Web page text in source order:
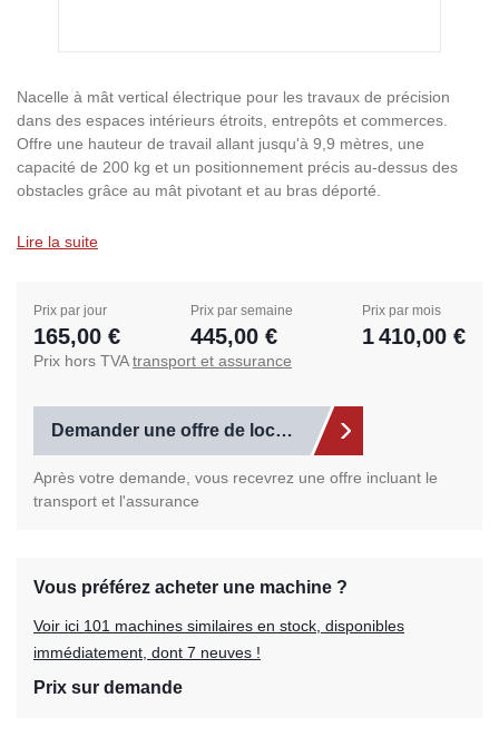
Nacelle à mât vertical électrique pour les travaux de précision
dans des espaces intérieurs étroits, entrepôts et commerces.
Offre une hauteur de travail allant jusqu'à 9,9 mètres, une
capacité de 200 kg et un positionnement précis au-dessus des
obstacles grâce au mât pivotant et au bras déporté.
Lire la suite
Prix par jour
165,00 €
Prix par semaine
445,00 €
Prix par mois
1 410,00 €
Prix hors TVAtransport et assurance
Demander une offre de location
Après votre demande, vous recevrez une offre incluant le
transport et l'assurance
Vous préférez acheter une machine ?
Voir ici 101 machines similaires en stock, disponibles
immédiatement, dont 7 neuves !
Prix sur demande